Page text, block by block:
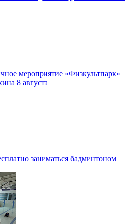
мероприятие «Физкультпарк»
8 августа
заниматься бадминтоном